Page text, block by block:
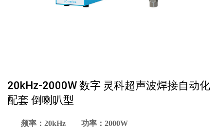
20kHz-2000W 数字 灵科超声波焊接自动化
配套 倒喇叭型
频率：20kHz 功率：2000W